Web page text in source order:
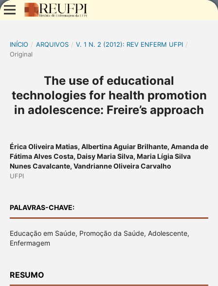
INÍCIO / ARQUIVOS / V. 1 N. 2 (2012): REV ENFERM UFPI /
Original
The use of educational
technologies for health promotion
in adolescence: Freire’s approach
Érica Oliveira Matias, Albertina Aguiar Brilhante, Amanda de
Fátima Alves Costa, Daisy Maria Silva, Maria Lígia Silva
Nunes Cavalcante, Vandrianne Oliveira Carvalho
UFPI
PALAVRAS-CHAVE:
Educação em Saúde, Promoção da Saúde, Adolescente,
Enfermagem
RESUMO